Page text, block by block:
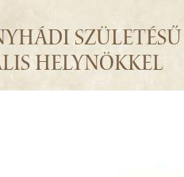
HELYNÖKKEL